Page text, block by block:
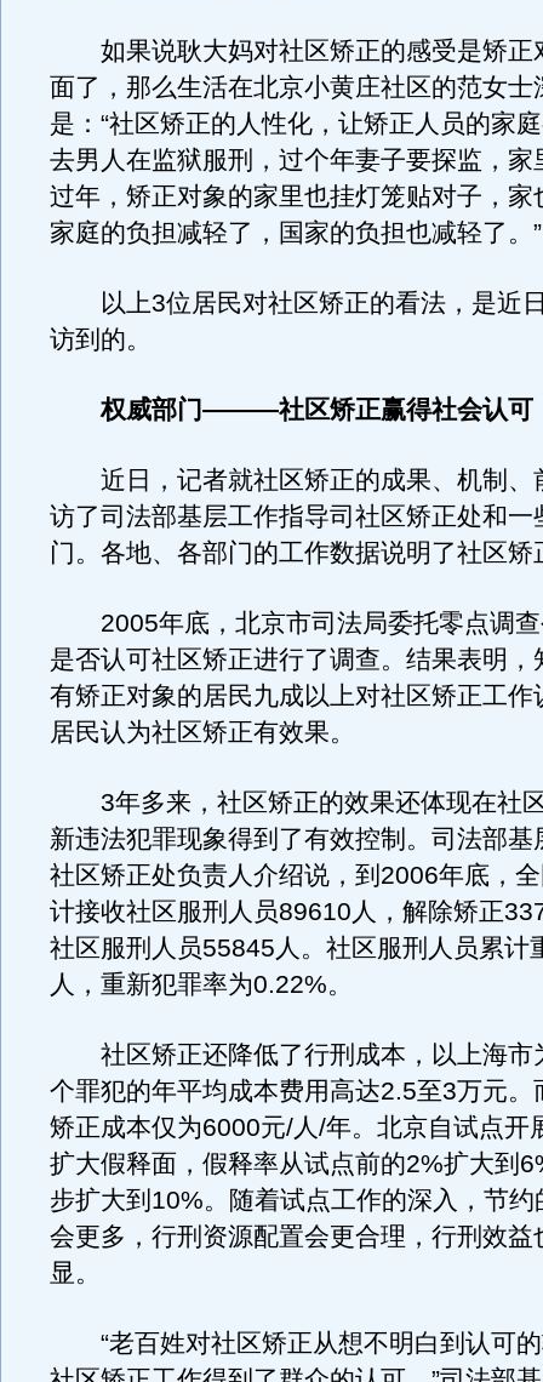
如果说耿大妈对社区矫正的感受是矫正
面了，那么生活在北京小黄庄社区的范女士
是：“社区矫正的人性化，让矫正人员的家
去男人在监狱服刑，过个年妻子要探监，家
过年，矫正对象的家里也挂灯笼贴对子，家
家庭的负担减轻了，国家的负担也减轻了。”
以上3位居民对社区矫正的看法，是近
访到的。
权威部门———社区矫正赢得社会认可
近日，记者就社区矫正的成果、机制、
访了司法部基层工作指导司社区矫正处和一
门。各地、各部门的工作数据说明了社区矫
2005年底，北京市司法局委托零点调查
是否认可社区矫正进行了调查。结果表明，
有矫正对象的居民九成以上对社区矫正工作
居民认为社区矫正有效果。
3年多来，社区矫正的效果还体现在社
新违法犯罪现象得到了有效控制。司法部基
社区矫正处负责人介绍说，到2006年底，
计接收社区服刑人员89610人，解除矫正
社区服刑人员55845人。社区服刑人员累计
人，重新犯罪率为0.22%。
社区矫正还降低了行刑成本，以上海市
个罪犯的年平均成本费用高达2.5至3万元。
矫正成本仅为6000元/人/年。北京自试点开
扩大假释面，假释率从试点前的2%扩大到
步扩大到10%。随着试点工作的深入，节约
会更多，行刑资源配置会更合理，行刑效益
显。
“老百姓对社区矫正从想不明白到认可的